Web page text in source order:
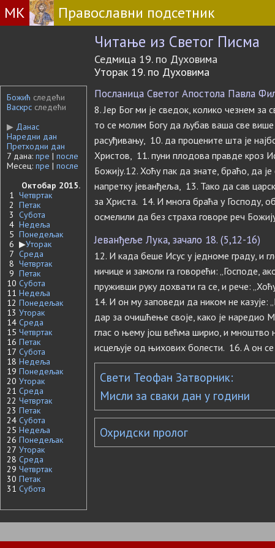
МК Православни подсетник
Читање из Светог Писма
Седмица 19. по Духовима
Уторак 19. по Духовима
Божић следећи
Васкрс следећи
▶ Данас
Наредни дан
Претходни дан
7 дана: пре | после
Месец: пре | после
Октобар 2015.
1 Четвртак
2 Петак
3 Субота
4 Недеља
5 Понедељак
6 ▶Уторак
7 Среда
8 Четвртак
9 Петак
10 Субота
11 Недеља
12 Понедељак
13 Уторак
14 Среда
15 Четвртак
16 Петак
17 Субота
18 Недеља
19 Понедељак
20 Уторак
21 Среда
22 Четвртак
23 Петак
24 Субота
25 Недеља
26 Понедељак
27 Уторак
28 Среда
29 Четвртак
30 Петак
31 Субота
Посланица Светог Апостола Павла
8. Јер Бог ми је сведок, колико чезнем
то се молим Богу да љубав ваша све
расуђивању, 10. да процените шта је
Христов, 11. пуни плодова правде кроз
Божију.12. Хоћу пак да знате, браћо, да
напретку јеванђеља, 13. Тако да сав
за Христа. 14. И многа браћа у Господу,
осмелили да без страха говоре реч
Јеванђеље Лука, зачало 18. (5,12-16)
12. И када беше Исус у једноме граду, и
ничице и замоли га говорећи: „Господе,
пруживши руку дохвати га се, и рече:
14. И он му заповеди да ником не казује:
дар за очишћење своје, како је наредио
глас о њему још већма ширио, и мноштво
исцељује од њихових болести. 16. А он
Свети Теофан Затворник:
Мисли за сваки дан у години
Охридски пролог